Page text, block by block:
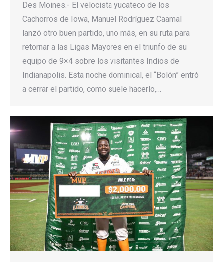
Des Moines.- El velocista yucateco de los
Cachorros de Iowa, Manuel Rodríguez Caamal
lanzó otro buen partido, uno más, en su ruta para
retornar a las Ligas Mayores en el triunfo de su
equipo de 9×4 sobre los visitantes Indios de
Indianapolis. Esta noche dominical, el “Bolón” entró
a cerrar el partido, como suele hacerlo,…